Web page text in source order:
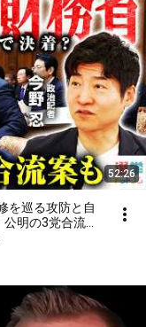
52:26
を巡る攻防と自
明の3党合流構
【今野忍×山本